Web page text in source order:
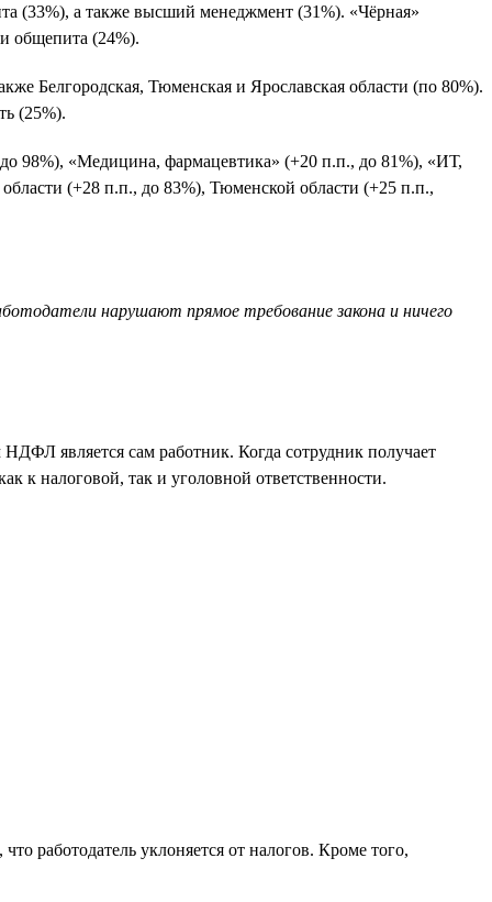
(33%), а также высший менеджмент (31%). «Чёрная»
общепита (24%).
Белгородская, Тюменская и Ярославская области (по 80%).
(25%).
98%), «Медицина, фармацевтика» (+20 п.п., до 81%), «ИТ,
(+28 п.п., до 83%), Тюменской области (+25 п.п.,
нарушают прямое требование закона и ничего
является сам работник. Когда сотрудник получает
к налоговой, так и уголовной ответственности.
работодатель уклоняется от налогов. Кроме того,